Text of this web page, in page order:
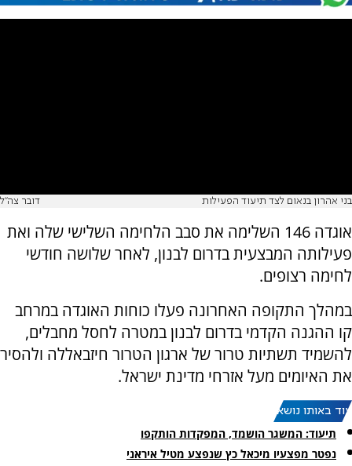
בני אהרון בנאום לצד תיעוד הפעילות דובר צה"ל
אוגדה 146 השלימה את סבב הלחימה השלישי שלה ואת
פעילותה המבצעית בדרום לבנון, לאחר שלושה חודשי
לחימה רצופים.
במהלך התקופה האחרונה פעלו כוחות האוגדה במרחב
קו ההגנה הקדמי בדרום לבנון במטרה לחסל מחבלים,
להשמיד תשתיות טרור של ארגון הטרור חיזבאללה ולהסיר
את האיומים מעל אזרחי מדינת ישראל.
עוד באותו נושא:
תיעוד: המשגר הושמד, המפקדות הותקפו
נפטר מפצעיו מיכאל כץ שנפצע מטיל איראני